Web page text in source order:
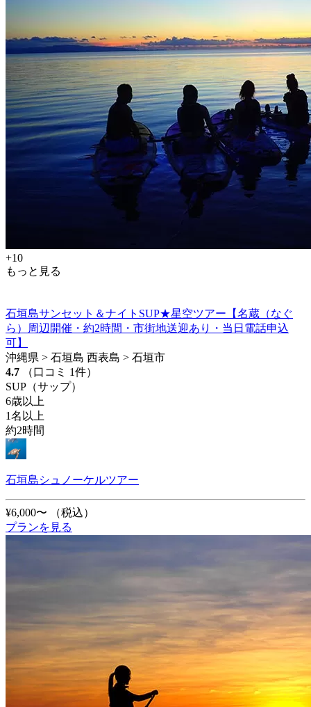
+10
もっと見る
石垣島サンセット＆ナイトSUP★星空ツアー【名蔵（なぐ
ら）周辺開催・約2時間・市街地送迎あり・当日電話申込
可】
沖縄県 > 石垣島 西表島 > 石垣市
4.7
（口コミ 1件）
SUP（サップ）
6歳以上
1名以上
約2時間
石垣島シュノーケルツアー
¥6,000〜
（税込）
プランを見る